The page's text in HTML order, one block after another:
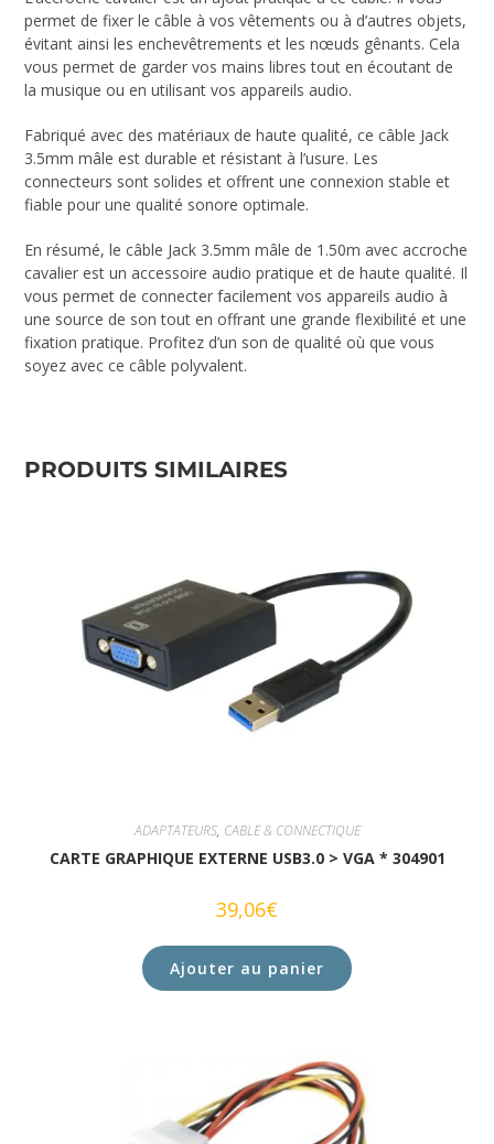
permet de fixer le câble à vos vêtements ou à d’autres objets,
évitant ainsi les enchevêtrements et les nœuds gênants. Cela
vous permet de garder vos mains libres tout en écoutant de
la musique ou en utilisant vos appareils audio.
Fabriqué avec des matériaux de haute qualité, ce câble Jack
3.5mm mâle est durable et résistant à l’usure. Les
connecteurs sont solides et offrent une connexion stable et
fiable pour une qualité sonore optimale.
En résumé, le câble Jack 3.5mm mâle de 1.50m avec accroche
cavalier est un accessoire audio pratique et de haute qualité. Il
vous permet de connecter facilement vos appareils audio à
une source de son tout en offrant une grande flexibilité et une
fixation pratique. Profitez d’un son de qualité où que vous
soyez avec ce câble polyvalent.
PRODUITS SIMILAIRES
ADAPTATEURS, CABLE & CONNECTIQUE
CARTE GRAPHIQUE EXTERNE USB3.0 > VGA * 304901
39,06€
Ajouter au panier